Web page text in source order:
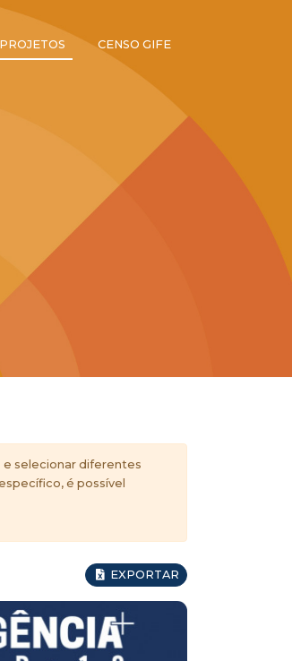
CENSO GIFE
selecionar diferentes
é possível
EXPORTAR